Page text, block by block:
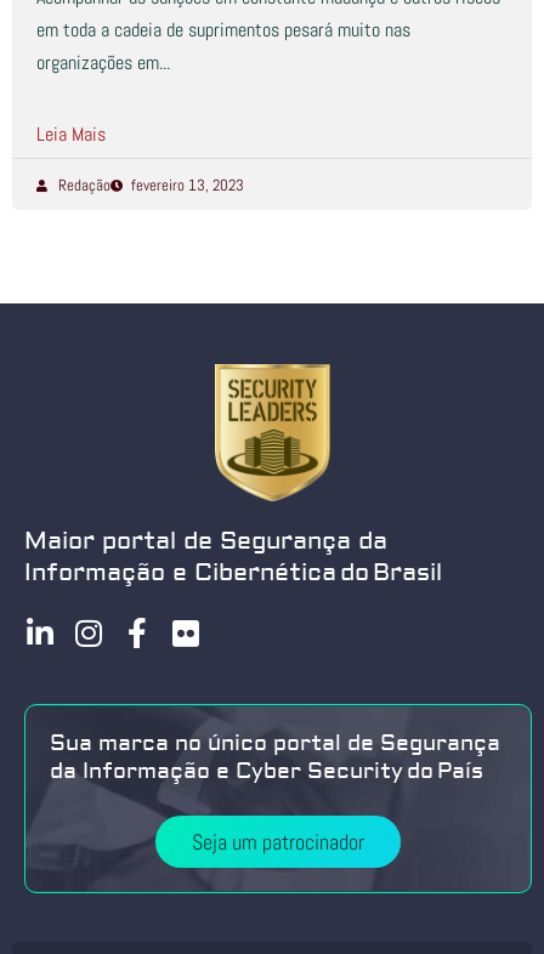
em toda a cadeia de suprimentos pesará muito nas
organizações em...
Leia Mais
Redação fevereiro 13, 2023
Maior portal de Segurança da
Informação e Cibernética do Brasil
Sua marca no único portal de Segurança
da Informação e Cyber Security do País
Seja um patrocinador